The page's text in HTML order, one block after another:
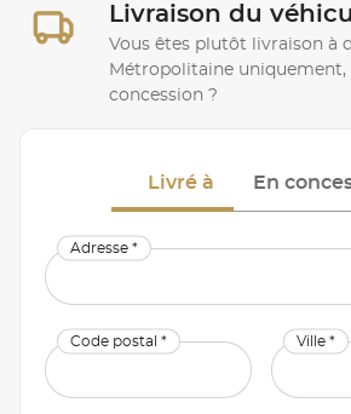
Livraison du
Vous êtes plutôt livraison à
Métropolitaine uniquement,
concession ?
Livré à En
Adresse *
Code postal * Ville *